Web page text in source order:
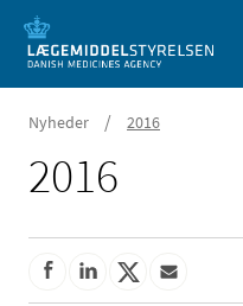
Nyheder / 2016
2016